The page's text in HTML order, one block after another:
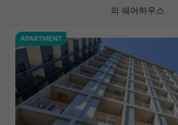
의 쉐어하우스
APARTMENT